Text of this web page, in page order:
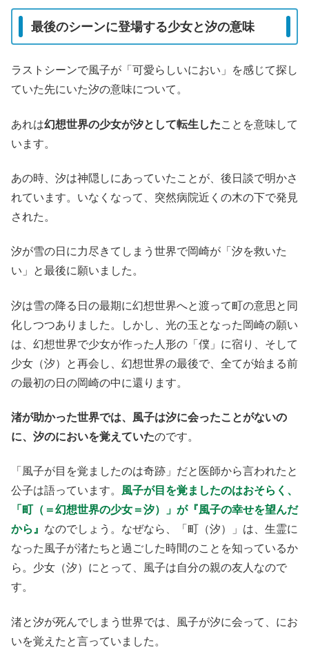
最後のシーンに登場する少女と汐の意味
ラストシーンで風子が「可愛らしいにおい」を感じて探し
ていた先にいた汐の意味について。
あれは幻想世界の少女が汐として転生したことを意味して
います。
あの時、汐は神隠しにあっていたことが、後日談で明かさ
れています。いなくなって、突然病院近くの木の下で発見
された。
汐が雪の日に力尽きてしまう世界で岡崎が「汐を救いた
い」と最後に願いました。
汐は雪の降る日の最期に幻想世界へと渡って町の意思と同
化しつつありました。しかし、光の玉となった岡崎の願い
は、幻想世界で少女が作った人形の「僕」に宿り、そして
少女（汐）と再会し、幻想世界の最後で、全てが始まる前
の最初の日の岡崎の中に還ります。
渚が助かった世界では、風子は汐に会ったことがないの
に、汐のにおいを覚えていたのです。
「風子が目を覚ましたのは奇跡」だと医師から言われたと
公子は語っています。 風子が目を覚ましたのはおそらく、
「町（＝幻想世界の少女＝汐）」が『風子の幸せを望んだ
から』 なのでしょう。なぜなら、「町（汐）」は、生霊に
なった風子が渚たちと過ごした時間のことを知っているか
ら。少女（汐）にとって、風子は自分の親の友人なので
す。
渚と汐が死んでしまう世界では、風子が汐に会って、にお
いを覚えたと言っていました。